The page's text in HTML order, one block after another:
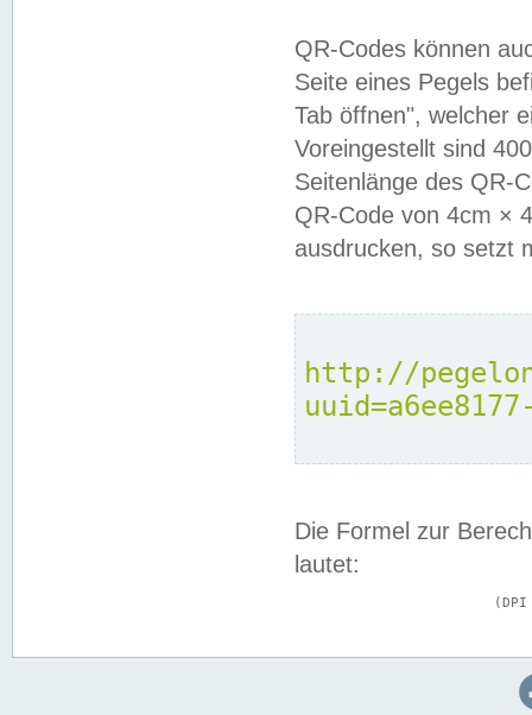
QR-Codes können
Seite eines Pegels
Tab öffnen", welcher
Voreingestellt sind
Seitenlänge des QR-
QR-Code von 4cm ×
ausdrucken, so setzt
http://
Die Formel zur
lautet: